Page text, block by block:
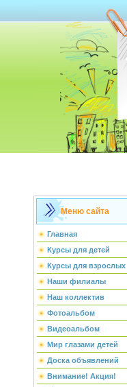
Меню сайта
Главная
Курсы для детей
Курсы для взрослых
Наши филиалы
Наш коллектив
Фотоальбом
Видеоальбом
Мир глазами детей
Доска объявлений
Внимание! Акция!